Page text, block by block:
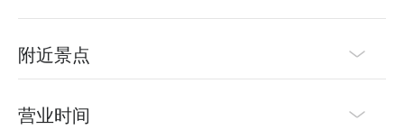
附近景点
营业时间